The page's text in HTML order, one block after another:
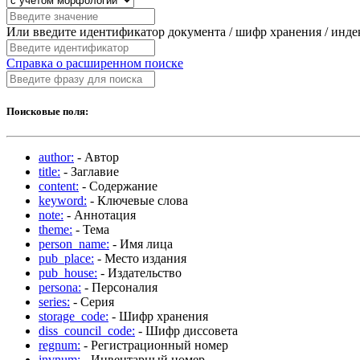
Или введите идентификатор документа / шифр хранения /
Справка о расширенном поиске
Поисковые поля:
author: - Автор
title: - Заглавие
content: - Содержание
keyword: - Ключевые слова
note: - Аннотация
theme: - Тема
person_name: - Имя лица
pub_place: - Место издания
pub_house: - Издательство
persona: - Персоналия
series: - Серия
storage_code: - Шифр хранения
diss_council_code: - Шифр диссовета
regnum: - Регистрационный номер